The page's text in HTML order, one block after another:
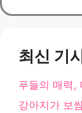
최신 기
푸들의 매력,
강아지가 보